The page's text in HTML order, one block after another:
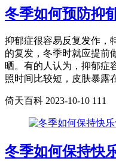
冬季如何预防抑
抑郁症很容易反复发作，
的复发，冬季时就应提前
晒。有的人认为，抑郁症
照时间比较短，皮肤暴露
倚天百科 2023-10-10 111
冬季如何保持快